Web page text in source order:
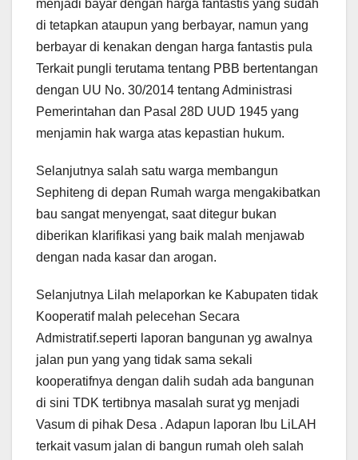
menjadi bayar dengan harga fantastis yang sudah
di tetapkan ataupun yang berbayar, namun yang
berbayar di kenakan dengan harga fantastis pula
Terkait pungli terutama tentang PBB bertentangan
dengan UU No. 30/2014 tentang Administrasi
Pemerintahan dan Pasal 28D UUD 1945 yang
menjamin hak warga atas kepastian hukum.
Selanjutnya salah satu warga membangun
Sephiteng di depan Rumah warga mengakibatkan
bau sangat menyengat, saat ditegur bukan
diberikan klarifikasi yang baik malah menjawab
dengan nada kasar dan arogan.
Selanjutnya Lilah melaporkan ke Kabupaten tidak
Kooperatif malah pelecehan Secara
Admistratif.seperti laporan bangunan yg awalnya
jalan pun yang yang tidak sama sekali
kooperatifnya dengan dalih sudah ada bangunan
di sini TDK tertibnya masalah surat yg menjadi
Vasum di pihak Desa . Adapun laporan Ibu LiLAH
terkait vasum jalan di bangun rumah oleh salah